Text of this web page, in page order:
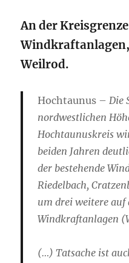
An der
Weilrod.
Hochtaunus – Die
nordwestlichen
Hochtaunuskreis
beiden Jahren
der bestehende
Riedelbach,
um drei weitere auf
Windkraftanlagen
(…) Tatsache ist